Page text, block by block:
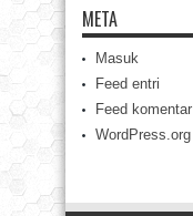
META
Masuk
Feed entri
Feed komentar
WordPress.org